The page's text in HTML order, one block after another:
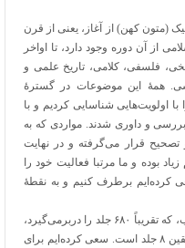
(متون کهن) از آغاز، یعنی از قرن
از آن دوره وجود دارد، تا اواخر
فلسفی، کلامی، تاریخ علمی و
همۀ این موضوعات در گسترۀ
اولویت‌هایی شناسایی کردیم و با
و داوری شدند. مواردی که به
تصحیح قرار می‌گرفته و در نهایت
بوده و ما مرتبا فعالیت خود را
کرده‌ایم برطرف کنیم و به نقطۀ
در طول این سال‌ها ما تاکنون ۳۶۸ عنوان کتاب، که تقریباً ۶۸۰ جلد را دربرمی‌گیرد،
منتشر کرده‌ایم. به عنوان مثال عرفات العاشقین ۸ جلد است. سعی کرده‌ایم برای